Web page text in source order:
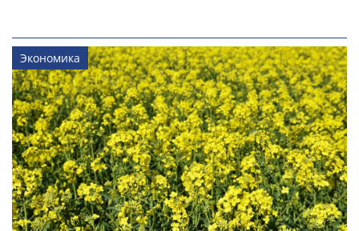
Экономика